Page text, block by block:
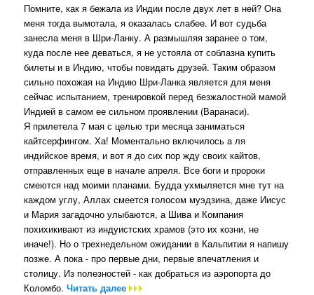
Помните, как я бежала из Индии после двух лет в ней? Она
меня тогда вымотала, я оказалась слабее. И вот судьба
занесла меня в Шри-Ланку. А размышляя заранее о том,
куда после нее деваться, я не устояла от соблазна купить
билеты и в Индию, чтобы повидать друзей. Таким образом
сильно похожая на Индию Шри-Ланка является для меня
сейчас испытанием, тренировкой перед безжалостной мамой
Индией в самом ее сильном проявлении (Варанаси).
Я прилетела 7 мая с целью три месяца заниматься
кайтсерфингом. Ха! Моментально включилось а ля
индийское время, и вот я до сих пор жду своих кайтов,
отправленных еще в начале апреля. Все боги и пророки
смеются над моими планами. Будда ухмыляется мне тут на
каждом углу, Аллах смеется голосом муэдзина, даже Иисус
и Мария загадочно улыбаются, а Шива и Компания
похихикивают из индуистских храмов (это их козни, не
иначе!). Но о трехнедельном ожидании в Кальпитии я напишу
позже. А пока - про первые дни, первые впечатления и
столицу. Из полезностей - как добраться из аэропорта до
Коломбо.Читать далее